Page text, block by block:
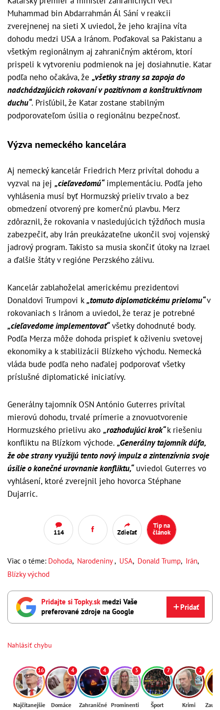
Muhammad bin Abdarrahmán Ál Sání v reakcii
zverejnenej na sieti X uviedol, že jeho krajina víta
dohodu medzi USA a Iránom. Poďakoval sa Pakistanu a
všetkým regionálnym aj zahraničným aktérom, ktorí
prispeli k vytvoreniu podmienok na jej dosiahnutie. Katar
podľa neho očakáva, že „všetky strany sa zapoja do
nadchádzajúcich rokovaní v pozitívnom a konštruktívnom
duchu“. Prisľúbil, že Katar zostane stabilným
podporovateľom úsilia o regionálnu bezpečnosť.
Výzva nemeckého kancelára
Aj nemecký kancelár Friedrich Merz privítal dohodu a
vyzval na jej „cieľavedomú“implementáciu. Podľa jeho
vyhlásenia musí byť Hormuzský prieliv trvalo a bez
obmedzení otvorený pre komerčnú plavbu. Merz
zdôraznil, že rokovania v nasledujúcich týždňoch musia
zabezpečiť, aby Irán preukázateľne ukončil svoj vojenský
jadrový program. Takisto sa musia skončiť útoky na Izrael
a ďalšie štáty v regióne Perzského zálivu.
Kancelár zablahoželal americkému prezidentovi
Donaldovi Trumpovi k„tomuto diplomatickému prielomu“v
rokovaniach s Iránom a uviedol, že teraz je potrebné
„cieľavedome implementovať“všetky dohodnuté body.
Podľa Merza môže dohoda prispieť k oživeniu svetovej
ekonomiky a k stabilizácii Blízkeho východu. Nemecká
vláda bude podľa neho naďalej podporovať všetky
príslušné diplomatické iniciatívy.
Generálny tajomník OSN António Guterres privítal
mierovú dohodu, trvalé prímerie a znovuotvorenie
Hormuzského prielivu ako „rozhodujúci krok“k riešeniu
konfliktu na Blízkom východe. „Generálny tajomník dúfa,
že obe strany využijú tento nový impulz a zintenzívnia svoje
úsilie o konečné urovnanie konfliktu,“uviedol Guterres vo
vyhlásení, ktoré zverejnil jeho hovorca Stéphane
Dujarric.
114 Zdieľať
Tip na
článok
Viac o téme: Dohoda, Narodeniny, USA, Donald Trump, Irán,
Blízky východ
Pridajte si Topky.skmedzi Vaše
preferované zdroje na Google
Pridať
Nahlásiť chybu
16
Najčítanejšie
4
Domáce
4
Zahraničné
3
Prominenti
7
Šport
2
Krimi